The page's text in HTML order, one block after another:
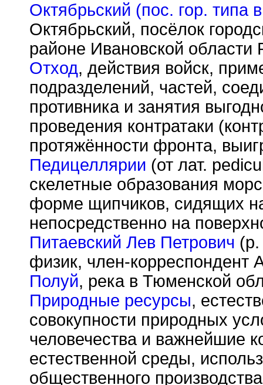
Октябрьский (пос. гор. типа
Октябрьский, посёлок
районе Ивановской
Отход, действия войск,
подразделений, частей,
противника и занятия
проведения контратаки
протяжённости фронта,
Педицеллярии (от лат.
скелетные образования
форме щипчиков, сидящих
непосредственно на
Питаевский Лев Петрович
физик, член-
Полуй, река в Тюменской
Природные ресурсы,
совокупности природных
человечества и важнейшие
естественной среды,
общественного